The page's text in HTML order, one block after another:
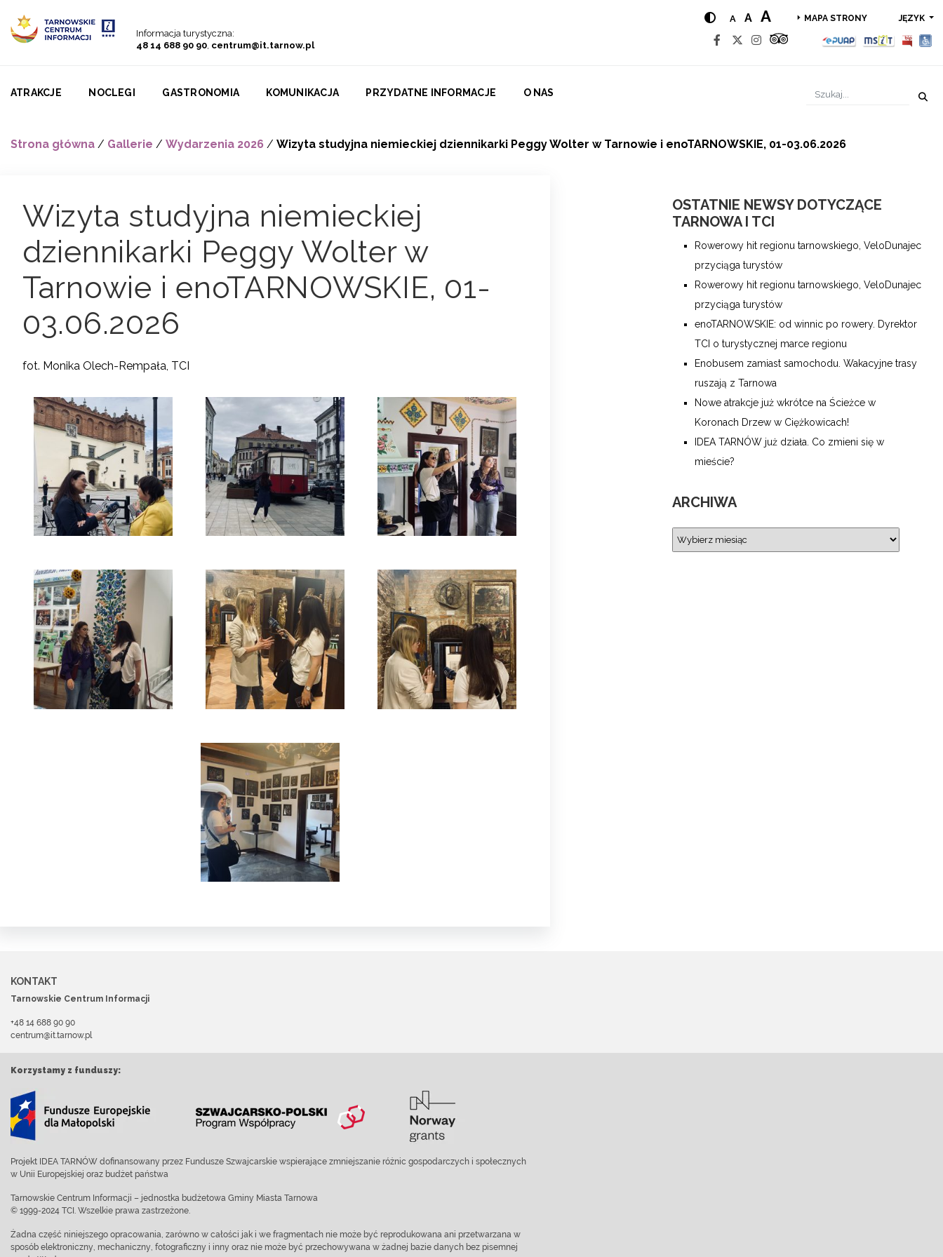
Informacja turystyczna:
48 14 688 90 90, centrum@it.tarnow.pl
A A A MAPA STRONY JĘZYK
ATRAKCJE NOCLEGI GASTRONOMIA KOMUNIKACJA PRZYDATNE INFORMACJE O NAS
Strona główna / Gallerie / Wydarzenia 2026 / Wizyta studyjna niemieckiej dziennikarki Peggy Wolter w Tarnowie i enoTARNOWSKIE, 01-03.06.2026
Wizyta studyjna niemieckiej
dziennikarki Peggy Wolter w
Tarnowie i enoTARNOWSKIE, 01-
03.06.2026
fot. Monika Olech-Rempała, TCI
OSTATNIE NEWSY DOTYCZĄCE
TARNOWA I TCI
Rowerowy hit regionu tarnowskiego, VeloDunajec
przyciąga turystów
Rowerowy hit regionu tarnowskiego, VeloDunajec
przyciąga turystów
enoTARNOWSKIE: od winnic po rowery. Dyrektor
TCI o turystycznej marce regionu
Enobusem zamiast samochodu. Wakacyjne trasy
ruszają z Tarnowa
Nowe atrakcje już wkrótce na Ścieżce w
Koronach Drzew w Ciężkowicach!
IDEA TARNÓW już działa. Co zmieni się w
mieście?
ARCHIWA
KONTAKT
Tarnowskie Centrum Informacji
+48 14 688 90 90
centrum@it.tarnow.pl
Korzystamy z funduszy:
Projekt IDEA TARNÓW dofinansowany przez Fundusze Szwajcarskie wspierające zmniejszanie różnic gospodarczych i społecznych
w Unii Europejskiej oraz budżet państwa
Tarnowskie Centrum Informacji – jednostka budżetowa Gminy Miasta Tarnowa
© 1999-2024 TCI. Wszelkie prawa zastrzeżone.
Żadna część niniejszego opracowania, zarówno w całości jak i we fragmentach nie może być reprodukowana ani przetwarzana w
sposób elektroniczny, mechaniczny, fotograficzny i inny oraz nie może być przechowywana w żadnej bazie danych bez pisemnej